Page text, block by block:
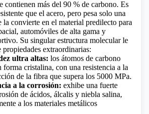
contienen más del 90 % de carbono. Es
que el acero, pero pesa solo una
la convierte en el material predilecto para
automóviles de alta gama y
Su singular estructura molecular le
propiedades extraordinarias:
ultra altas: los átomos de carbono
forma cristalina, con una resistencia a la
de la fibra que supera los 5000 MPa.
a la corrosión: exhibe una fuerte
de ácidos, álcalis y niebla salina,
a los materiales metálicos